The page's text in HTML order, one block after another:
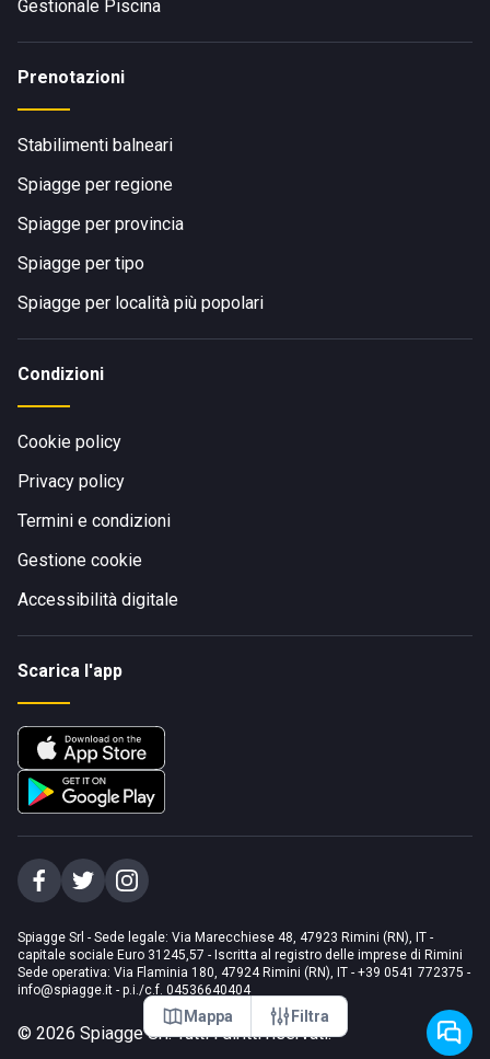
Mappa Filtra
Gestionale Piscina
Prenotazioni
Stabilimenti balneari
Spiagge per regione
Spiagge per provincia
Spiagge per tipo
Spiagge per località più popolari
Condizioni
Cookie policy
Privacy policy
Termini e condizioni
Gestione cookie
Accessibilità digitale
Scarica l'app
Spiagge Srl - Sede legale: Via Marecchiese 48, 47923 Rimini (RN), IT -
capitale sociale Euro 31245,57 - Iscritta al registro delle imprese di Rimini
Sede operativa: Via Flaminia 180, 47924 Rimini (RN), IT - +39 0541 772375 -
info@spiagge.it - p.i./c.f. 04536640404
© 2026 Spiagge Srl. Tutti i diritti riservati.